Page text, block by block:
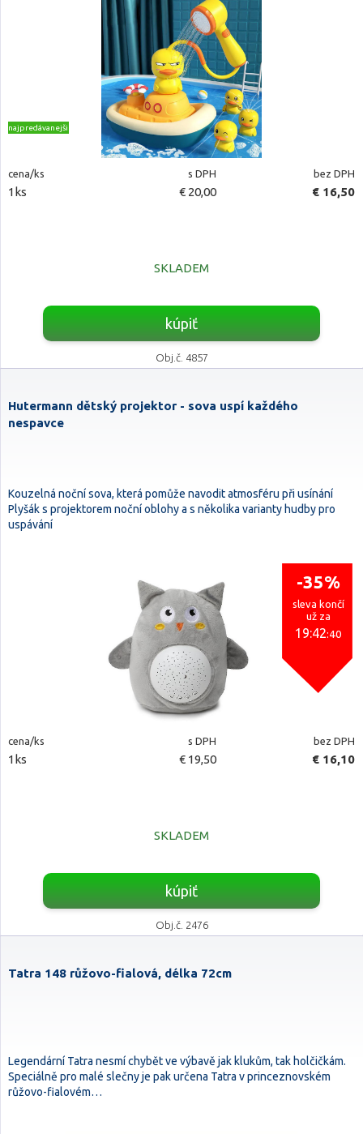
najpredávanejšie
cena/ks s DPH bez DPH
1ks € 20,00 € 16,50
SKLADEM
kúpiť
Obj.č. 4857
Hutermann dětský projektor - sova uspí každého
nespavce
Kouzelná noční sova, která pomůže navodit atmosféru při usínání
Plyšák s projektorem noční oblohy a s několika varianty hudby pro
uspávání
-35%
sleva končí
už za
19:42:39
cena/ks s DPH bez DPH
1ks € 19,50 € 16,10
SKLADEM
kúpiť
Obj.č. 2476
Tatra 148 růžovo-fialová, délka 72cm
Legendární Tatra nesmí chybět ve výbavě jak klukům, tak holčičkám.
Speciálně pro malé slečny je pak určena Tatra v princeznovském
růžovo-fialovém…